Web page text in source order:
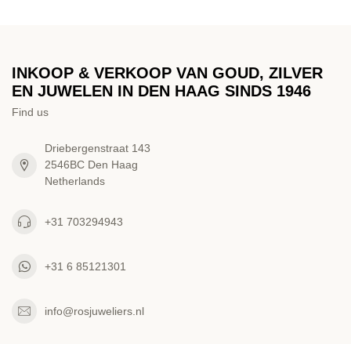
INKOOP & VERKOOP VAN GOUD, ZILVER
EN JUWELEN IN DEN HAAG SINDS 1946
Find us
Driebergenstraat 143
2546BC Den Haag
Netherlands
+31 703294943
+31 6 85121301
info@rosjuweliers.nl